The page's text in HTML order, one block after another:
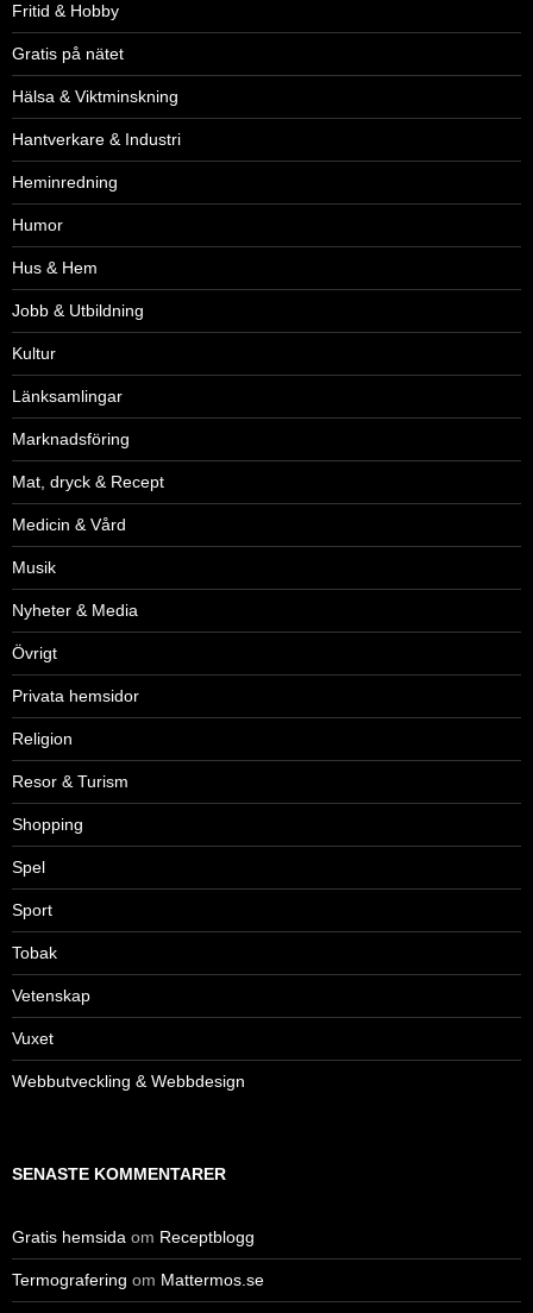
Fritid & Hobby
Gratis på nätet
Hälsa & Viktminskning
Hantverkare & Industri
Heminredning
Humor
Hus & Hem
Jobb & Utbildning
Kultur
Länksamlingar
Marknadsföring
Mat, dryck & Recept
Medicin & Vård
Musik
Nyheter & Media
Övrigt
Privata hemsidor
Religion
Resor & Turism
Shopping
Spel
Sport
Tobak
Vetenskap
Vuxet
Webbutveckling & Webbdesign
SENASTE KOMMENTARER
Gratis hemsida om Receptblogg
Termografering om Mattermos.se